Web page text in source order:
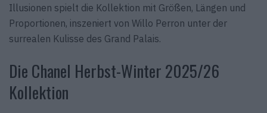
Illusionen spielt die Kollektion mit Größen, Längen und
Proportionen, inszeniert von Willo Perron unter der
surrealen Kulisse des Grand Palais.
Die Chanel Herbst-Winter 2025/26
Kollektion